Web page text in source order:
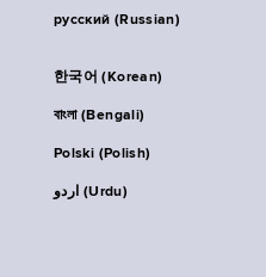
русский (Russian)
한국어 (Korean)
বাংলা (Bengali)
Polski (Polish)
اردو (Urdu)